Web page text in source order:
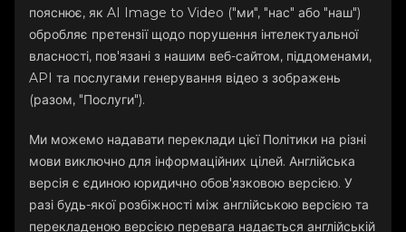
пояснює, як AI Image to Video ("ми", "нас" або "наш")
обробляє претензії щодо порушення інтелектуальної
власності, пов'язані з нашим веб-сайтом, піддоменами,
API та послугами генерування відео з зображень
(разом, "Послуги").
Ми можемо надавати переклади цієї Політики на різні
мови виключно для інформаційних цілей. Англійська
версія є єдиною юридично обов'язковою версією. У
разі будь-якої розбіжності між англійською версією та
перекладеною версією перевага надається англійській